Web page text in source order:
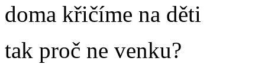
doma křičíme na děti
tak proč ne venku?